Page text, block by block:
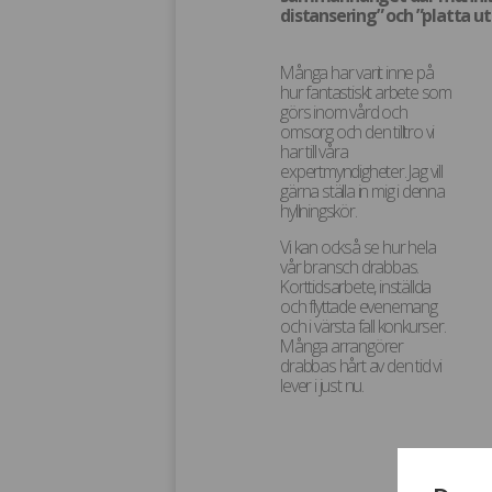
distansering” och ”platta
Många har varit inne på
hur fantastiskt arbete som
görs inom vård och
omsorg och den tilltro vi
har till våra
expertmyndigheter. Jag vill
gärna ställa in mig i denna
hyllningskör.
Vi kan också se hur hela
vår bransch drabbas.
Korttidsarbete, inställda
och flyttade evenemang
och i värsta fall konkurser.
Många arrangörer
drabbas hårt av den tid vi
lever i just nu.